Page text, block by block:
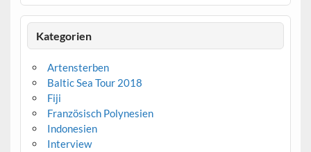
Kategorien
Artensterben
Baltic Sea Tour 2018
Fiji
Französisch Polynesien
Indonesien
Interview